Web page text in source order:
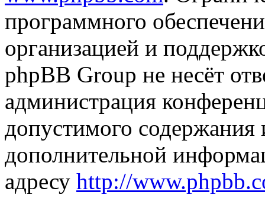
программного
организацией и
phpBB Group не несёт
администрация
допустимого
дополнительной
адресу http://